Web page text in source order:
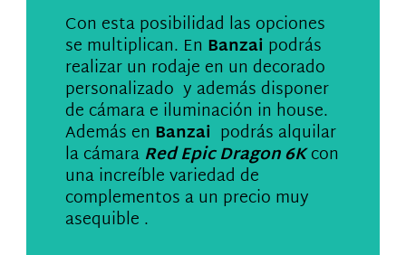
Con esta posibilidad las opciones
se multiplican. En Banzai podrás
realizar un rodaje en un decorado
personalizado y además disponer
de cámara e iluminación in house.
Además en Banzai podrás alquilar
la cámara Red Epic Dragon 6Kcon
una increíble variedad de
complementos a un precio muy
asequible .